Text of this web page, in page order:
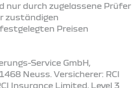
nur durch zugelassene Prüfer
zuständigen
Preisen
Service GmbH,
Neuss. Versicherer: RCI
Insurance Limited, Level 3